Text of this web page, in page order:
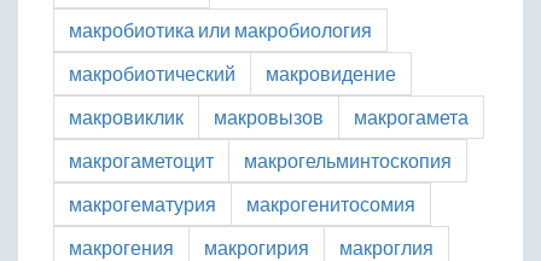
макробиотика или макробиология
макробиотический
макровидение
макровиклик
макровызов
макрогамета
макрогаметоцит
макрогельминтоскопия
макрогематурия
макрогенитосомия
макрогения
макрогирия
макроглия